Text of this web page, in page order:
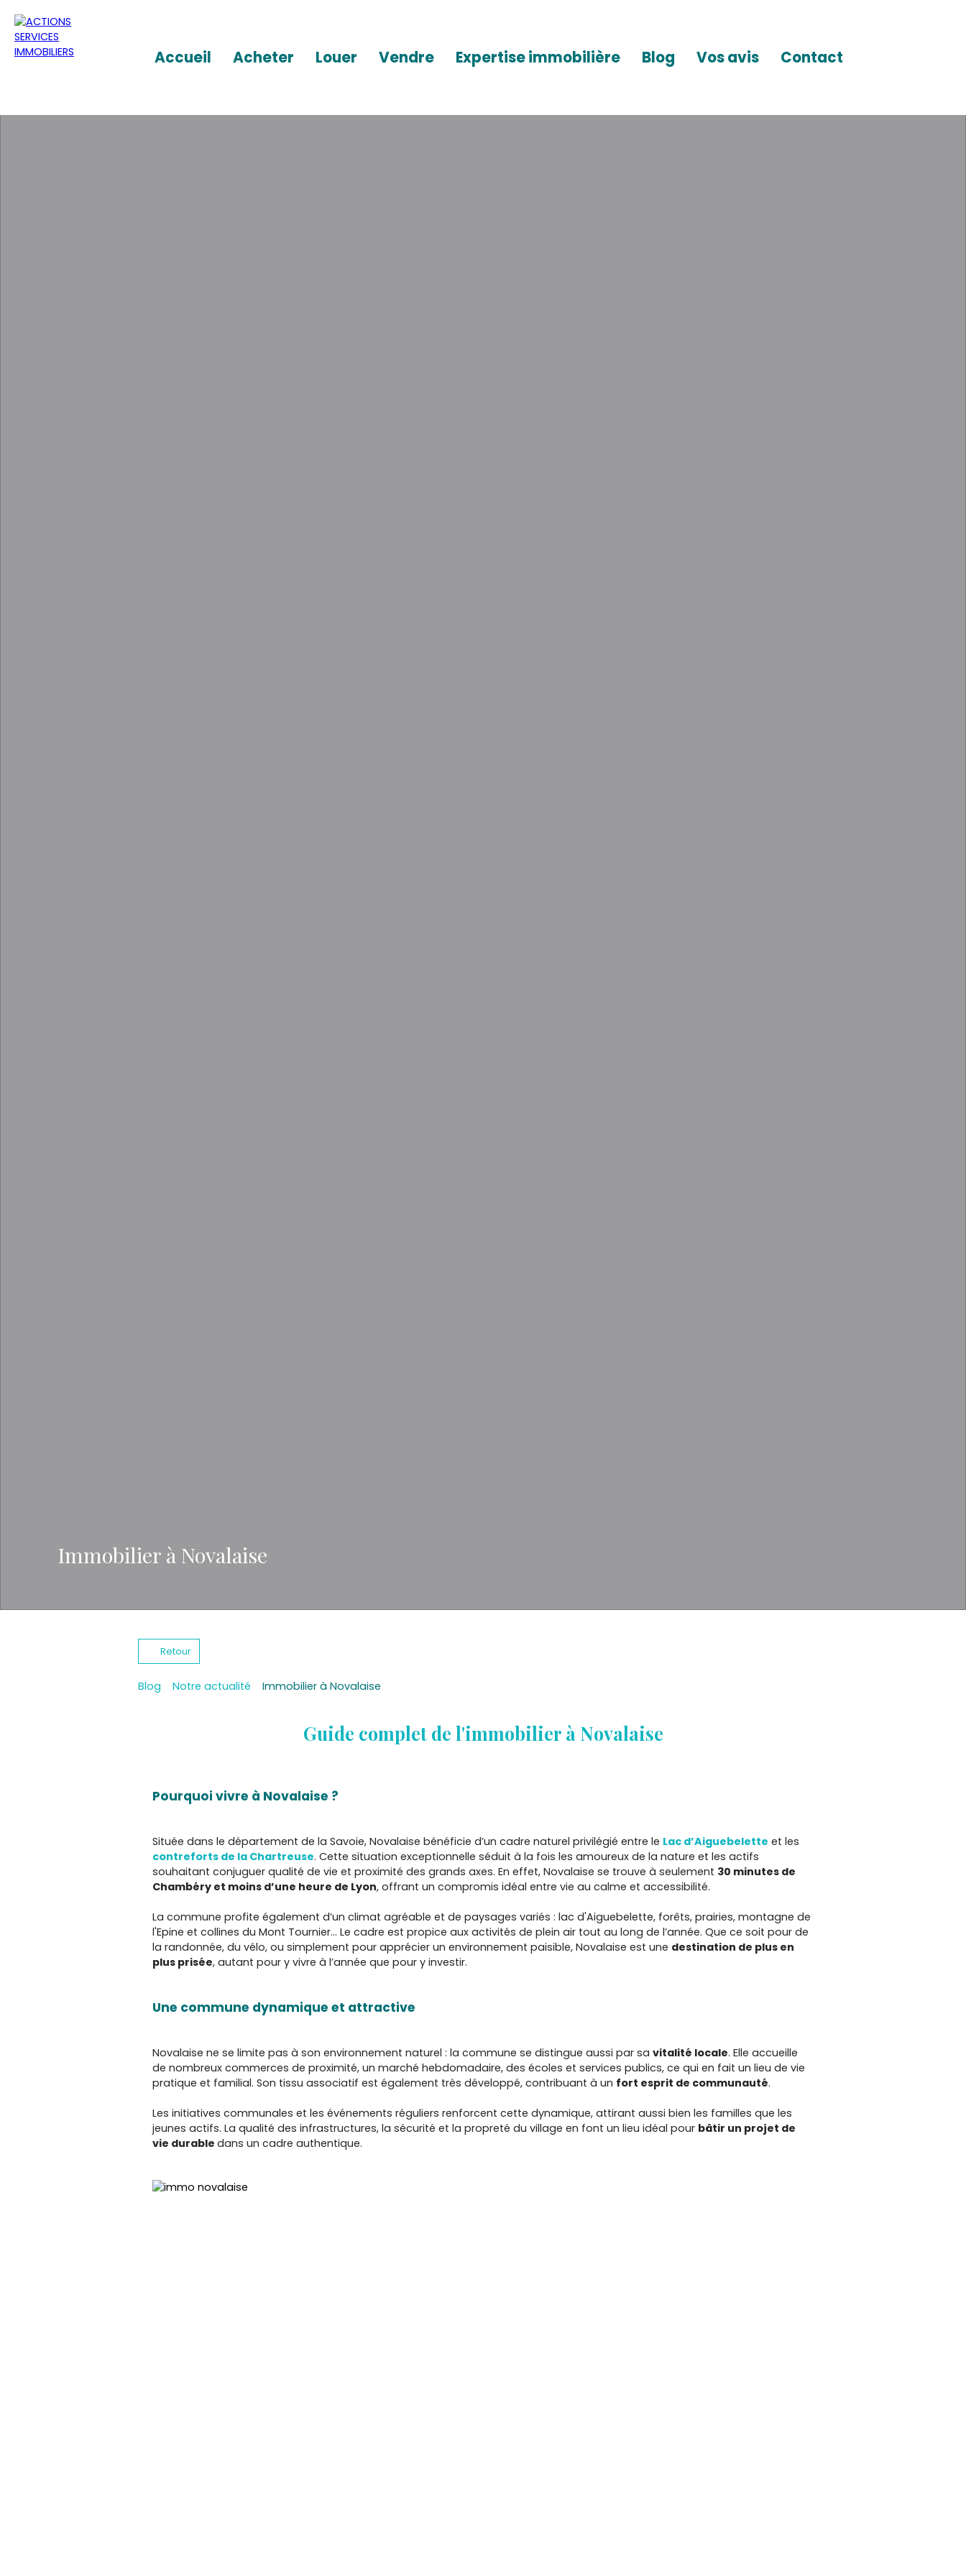
Accueil Acheter Louer Vendre Expertise immobilière Blog Vos avis Contact
Immobilier à Novalaise
Retour
Blog Notre actualité Immobilier à Novalaise
Guide complet de l'immobilier à Novalaise
Pourquoi vivre à Novalaise ?
Située dans le département de la Savoie, Novalaise bénéficie d’un cadre naturel privilégié entre le Lac d’Aiguebelette et les
contreforts de la Chartreuse. Cette situation exceptionnelle séduit à la fois les amoureux de la nature et les actifs
souhaitant conjuguer qualité de vie et proximité des grands axes. En effet, Novalaise se trouve à seulement 30 minutes de
Chambéry et moins d’une heure de Lyon, offrant un compromis idéal entre vie au calme et accessibilité.
La commune profite également d’un climat agréable et de paysages variés : lac d'Aiguebelette, forêts, prairies, montagne de
l'Epine et collines du Mont Tournier… Le cadre est propice aux activités de plein air tout au long de l’année. Que ce soit pour de
la randonnée, du vélo, ou simplement pour apprécier un environnement paisible, Novalaise est une destination de plus en
plus prisée, autant pour y vivre à l’année que pour y investir.
Une commune dynamique et attractive
Novalaise ne se limite pas à son environnement naturel : la commune se distingue aussi par sa vitalité locale. Elle accueille
de nombreux commerces de proximité, un marché hebdomadaire, des écoles et services publics, ce qui en fait un lieu de vie
pratique et familial. Son tissu associatif est également très développé, contribuant à un fort esprit de communauté.
Les initiatives communales et les événements réguliers renforcent cette dynamique, attirant aussi bien les familles que les
jeunes actifs. La qualité des infrastructures, la sécurité et la propreté du village en font un lieu idéal pour bâtir un projet de
vie durable dans un cadre authentique.